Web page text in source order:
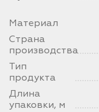
Материал
Страна
производства
Тип
продукта
Длина
упаковки, м